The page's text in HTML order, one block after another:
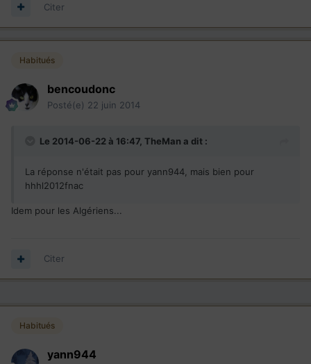
Citer
Habitués
bencoudonc
Posté(e) 22 juin 2014
Le 2014-06-22 à 16:47, TheMan a dit :
La réponse n'était pas pour yann944, mais bien pour
hhhl2012fnac
Idem pour les Algériens...
Citer
Habitués
yann944